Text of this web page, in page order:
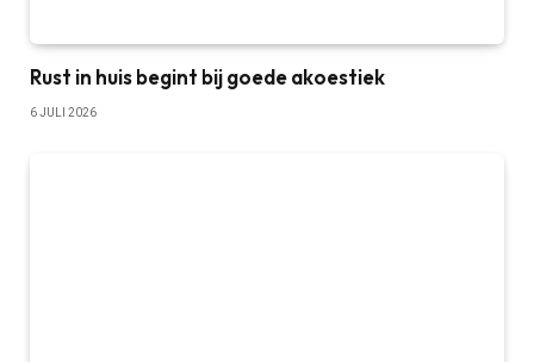
Rust in huis begint bij goede akoestiek
6 JULI 2026